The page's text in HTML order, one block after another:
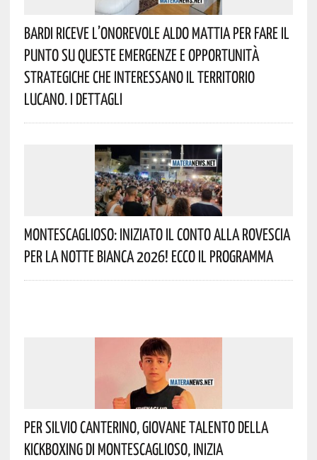
Bardi Riceve L’onorevole Aldo Mattia Per Fare Il
Punto Su Queste Emergenze E Opportunità
Strategiche Che Interessano Il Territorio
Lucano. I Dettagli
Montescaglioso: Iniziato Il Conto Alla Rovescia
Per La Notte Bianca 2026! Ecco Il Programma
Per Silvio Canterino, Giovane Talento Della
Kickboxing Di Montescaglioso, Inizia